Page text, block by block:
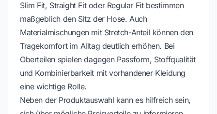
Slim Fit, Straight Fit oder Regular Fit bestimmen
maßgeblich den Sitz der Hose. Auch
Materialmischungen mit Stretch-Anteil können den
Tragekomfort im Alltag deutlich erhöhen. Bei
Oberteilen spielen dagegen Passform, Stoffqualität
und Kombinierbarkeit mit vorhandener Kleidung
eine wichtige Rolle.
Neben der Produktauswahl kann es hilfreich sein,